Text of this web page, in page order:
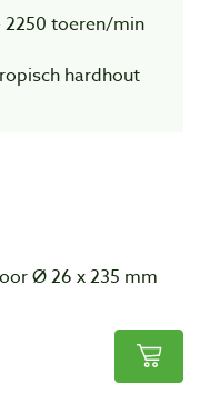
2250 toeren/min
hardhout
Ø 26 x 235 mm